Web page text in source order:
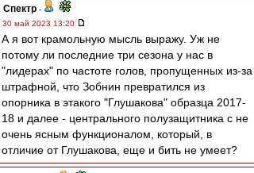
Спектр -
30 май 2023 13:20
А я вот крамольную мысль выражу. Уж не
потому ли последние три сезона у нас в
"лидерах" по частоте голов, пропущенных из-за
штрафной, что Зобнин превратился из
опорника в этакого "Глушакова" образца 2017-
18 и далее - центрального полузащитника с не
очень ясным функционалом, который, в
отличие от Глушакова, еще и бить не умеет?